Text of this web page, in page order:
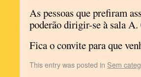
As pessoas que prefiram
poderão dirigir-se à sala A.
Fica o convite para que
This entry was posted in Sem